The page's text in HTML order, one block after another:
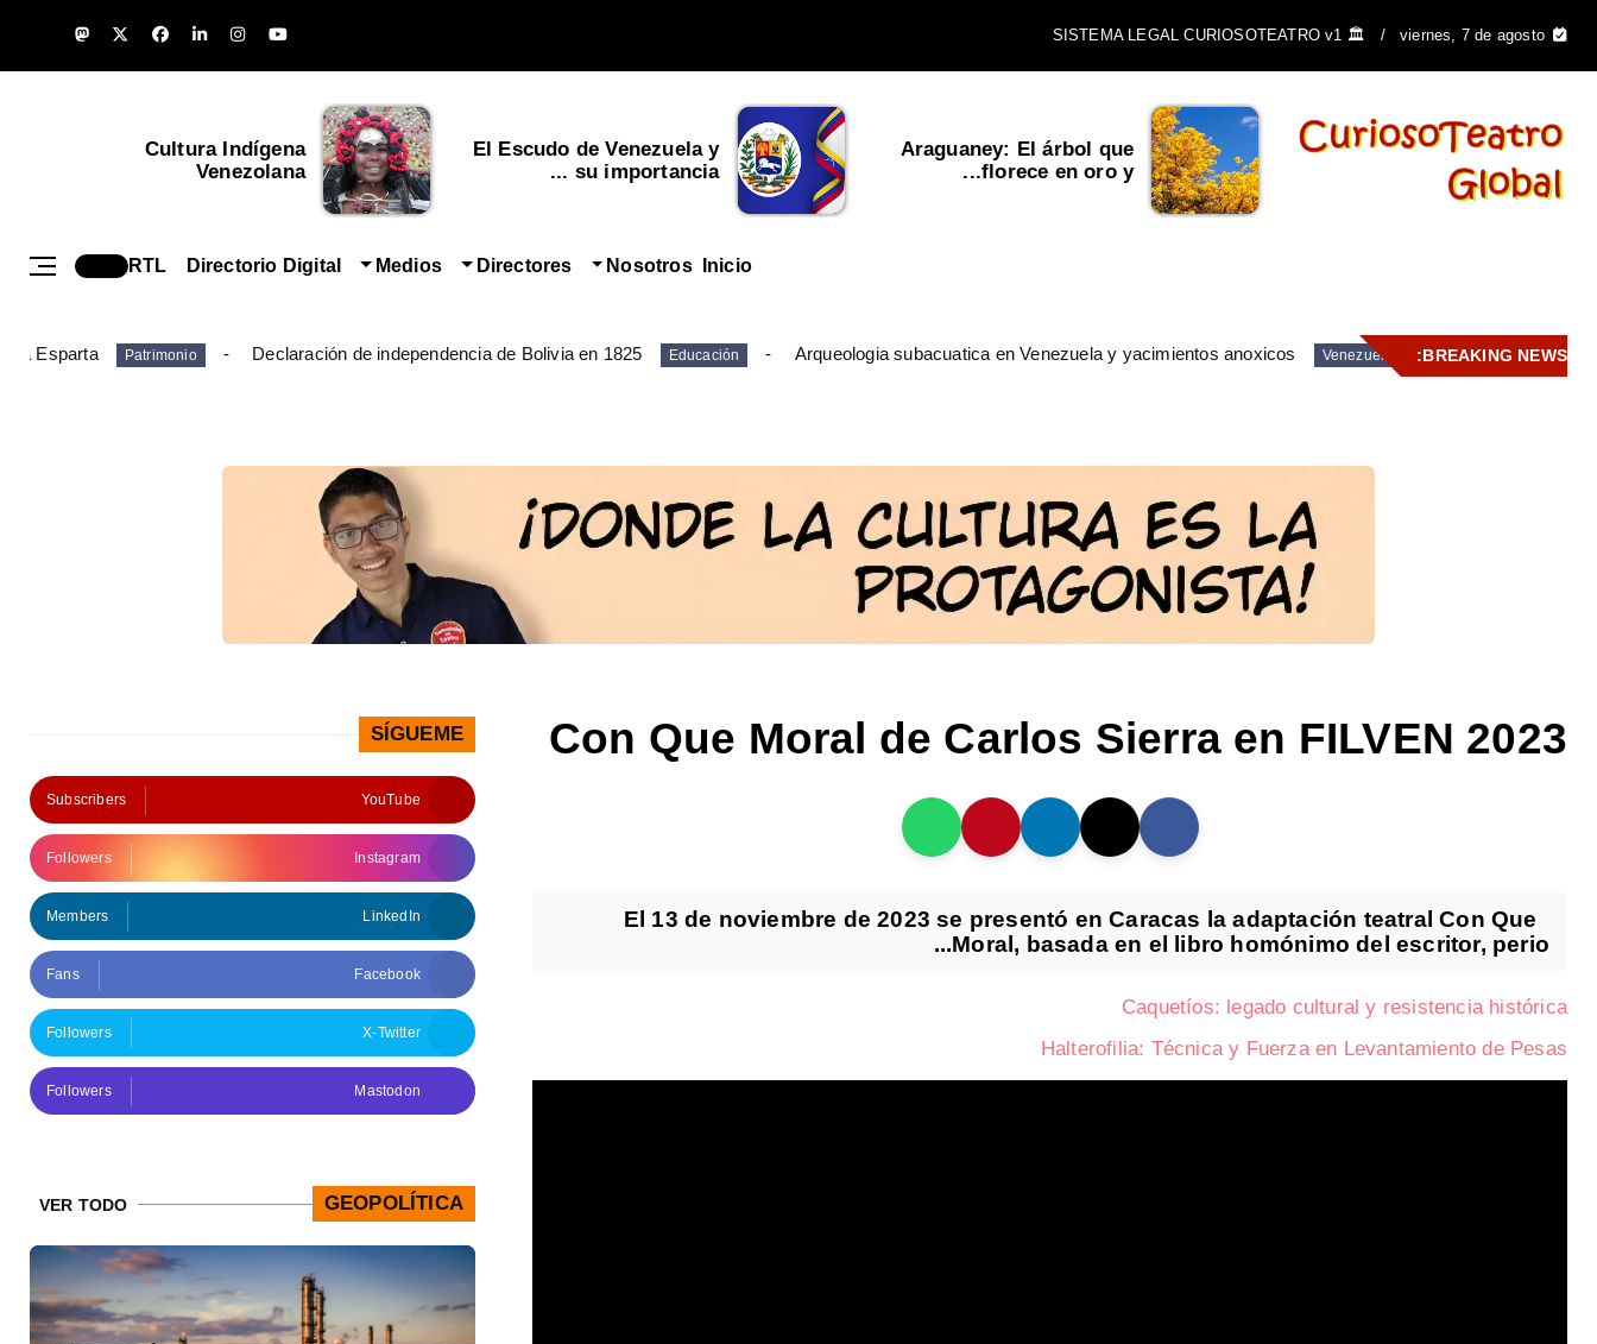
viernes, 7 de agosto
🏛️ SISTEMA LEGAL CURIOSOTEATRO v1
Cultura Indígena
Venezolana
El Escudo de Venezuela y
su importancia ...
Araguaney: El árbol que
florece en oro y...
Inicio
Nosotros
Directores
Medios
Directorio Digital
RTL
BREAKING NEWS:
Venezuela
Arqueologia subacuatica en Venezuela y yacimientos anoxicos
Educación
Declaración de independencia de Bolivia en 1825
Patrimonio
Esparta
Con Que Moral de Carlos Sierra en FILVEN 2023
El 13 de noviembre de 2023 se presentó en Caracas la adaptación teatral Con Que
Moral, basada en el libro homónimo del escritor, perio...
Caquetíos: legado cultural y resistencia histórica
Halterofilia: Técnica y Fuerza en Levantamiento de Pesas
SÍGUEME
YouTube
Subscribers
Instagram
Followers
LinkedIn
Members
Facebook
Fans
X-Twitter
Followers
Mastodon
Followers
GEOPOLÍTICA
VER TODO